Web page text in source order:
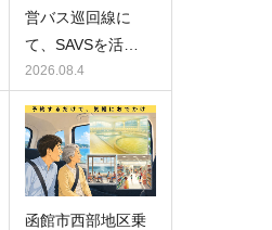
営バス巡回線に
て、SAVSを活…
2026.08.4
函館市西部地区乗